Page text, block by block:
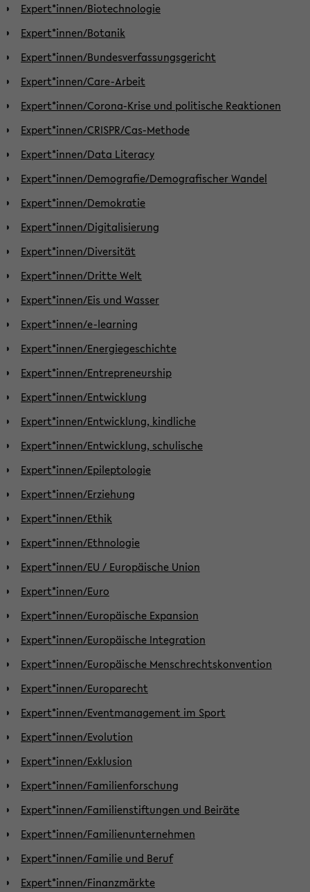
Expert*innen/Biotechnologie
Expert*innen/Botanik
Expert*innen/Bundesverfassungsgericht
Expert*innen/Care-Arbeit
Expert*innen/Corona-Krise und politische Reaktionen
Expert*innen/CRISPR/Cas-Methode
Expert*innen/Data Literacy
Expert*innen/Demografie/Demografischer Wandel
Expert*innen/Demokratie
Expert*innen/Digitalisierung
Expert*innen/Diversität
Expert*innen/Dritte Welt
Expert*innen/Eis und Wasser
Expert*innen/e-learning
Expert*innen/Energiegeschichte
Expert*innen/Entrepreneurship
Expert*innen/Entwicklung
Expert*innen/Entwicklung, kindliche
Expert*innen/Entwicklung, schulische
Expert*innen/Epileptologie
Expert*innen/Erziehung
Expert*innen/Ethik
Expert*innen/Ethnologie
Expert*innen/EU / Europäische Union
Expert*innen/Euro
Expert*innen/Europäische Expansion
Expert*innen/Europäische Integration
Expert*innen/Europäische Menschrechtskonvention
Expert*innen/Europarecht
Expert*innen/Eventmanagement im Sport
Expert*innen/Evolution
Expert*innen/Exklusion
Expert*innen/Familienforschung
Expert*innen/Familienstiftungen und Beiräte
Expert*innen/Familienunternehmen
Expert*innen/Familie und Beruf
Expert*innen/Finanzmärkte